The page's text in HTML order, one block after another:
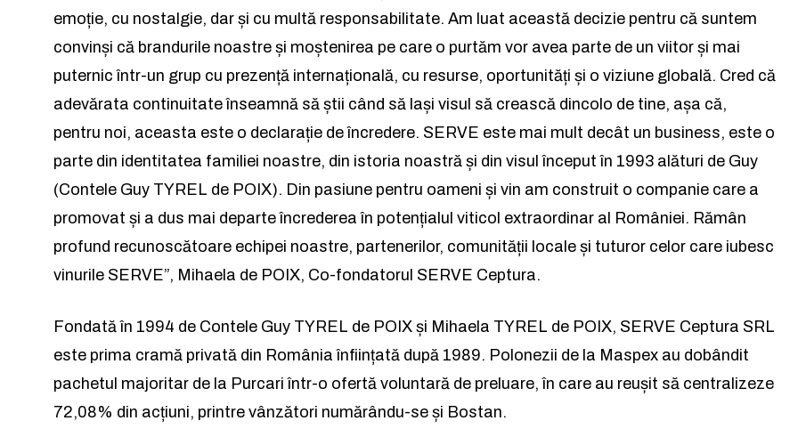
Abonează-te la newsletterul The List și citește știrile altfel.
Am citit și accept Politica de confidențialitate
Abonează-te la newsletterul The List și citește știrile altfel.
Am citit și accept Politica de confidențialitate
Rămâi conectat la lumea
afacerilor și a ideilor care inspiră.
citește știrile altfel.
Abonează-te
emoție, cu nostalgie, dar și cu multă responsabilitate. Am luat această decizie pentru că suntem
convinși că brandurile noastre și moștenirea pe care o purtăm vor avea parte de un viitor și mai
puternic într-un grup cu prezență internațională, cu resurse, oportunități și o viziune globală. Cred că
adevărata continuitate înseamnă să știi când să lași visul să crească dincolo de tine, așa că,
pentru noi, aceasta este o declarație de încredere. SERVE este mai mult decât un business, este o
parte din identitatea familiei noastre, din istoria noastră și din visul început în 1993 alături de Guy
(Contele Guy TYREL de POIX). Din pasiune pentru oameni și vin am construit o companie care a
promovat și a dus mai departe încrederea în potențialul viticol extraordinar al României. Rămân
profund recunoscătoare echipei noastre, partenerilor, comunității locale și tuturor celor care iubesc
vinurile SERVE”, Mihaela de POIX, Co-fondatorul SERVE Ceptura.
Fondată în 1994 de Contele Guy TYREL de POIX și Mihaela TYREL de POIX, SERVE Ceptura SRL
este prima cramă privată din România înființată după 1989. Polonezii de la Maspex au dobândit
pachetul majoritar de la Purcari într-o ofertă voluntară de preluare, în care au reușit să centralizeze
72,08% din acțiuni, printre vânzători numărându-se și Bostan.